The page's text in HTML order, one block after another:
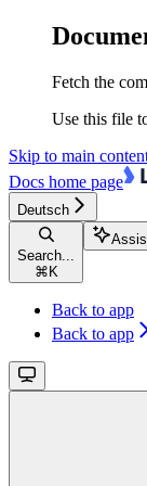
Fetch the
Use this file
Skip to main
Docs home page
Deutsch
Search...
⌘ K
Back to app
Back to app